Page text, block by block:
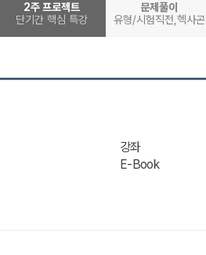
2주 프로젝트
단기간 핵심 특강
문제풀이
유형/시험직전,헥사곤
강좌
E-Book